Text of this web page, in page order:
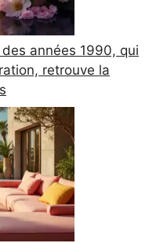
années 1990, qui
retrouve la